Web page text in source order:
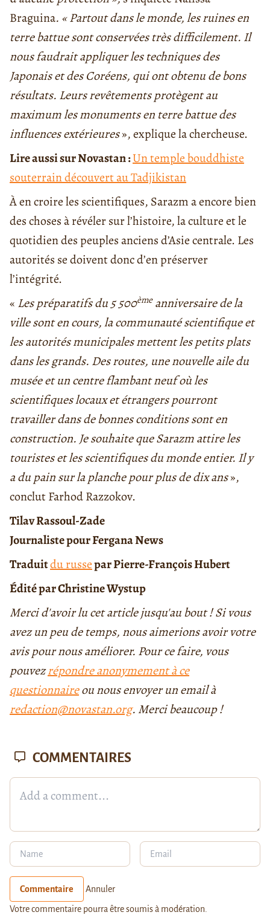
Braguina. « Partout dans le monde, les ruines en
terre battue sont conservées très difficilement. Il
nous faudrait appliquer les techniques des
Japonais et des Coréens, qui ont obtenu de bons
résultats. Leurs revêtements protègent au
maximum les monuments en terre battue des
influences extérieures», explique la chercheuse.
Lire aussi sur Novastan :Un temple bouddhiste
souterrain découvert au Tadjikistan
À en croire les scientifiques, Sarazm a encore bien
des choses à révéler sur l’histoire, la culture et le
quotidien des peuples anciens d’Asie centrale. Les
autorités se doivent donc d’en préserver
l’intégrité.
« Les préparatifs du 5 500èmeanniversaire de la
ville sont en cours, la communauté scientifique et
les autorités municipales mettent les petits plats
dans les grands. Des routes, une nouvelle aile du
musée et un centre flambant neuf où les
scientifiques locaux et étrangers pourront
travailler dans de bonnes conditions sont en
construction. Je souhaite que Sarazm attire les
touristes et les scientifiques du monde entier. Il y
a du pain sur la planche pour plus de dix ans»,
conclut Farhod Razzokov.
Tilav Rassoul-Zade
Journaliste pour Fergana News
Traduitdu russepar Pierre-François Hubert
Édité par Christine Wystup
Merci d'avoir lu cet article jusqu'au bout ! Si vous
avez un peu de temps, nous aimerions avoir votre
avis pour nous améliorer. Pour ce faire, vous
pouvezrépondre anonymement à ce
questionnaireou nous envoyer un email à
redaction@novastan.org. Merci beaucoup !
COMMENTAIRES
Commentaire Annuler
Votre commentaire pourra être soumis à modération.